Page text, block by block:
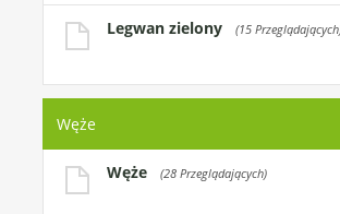
Legwan zielony (15
Węże
Węże (28 Przeglądających)